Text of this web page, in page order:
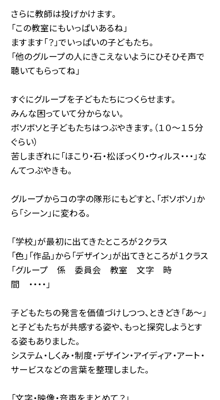
さらに教師は投げかけます。
「この教室にもいっぱいあるね」
ますます「？」でいっぱいの子どもたち。
「他のグループの人にきこえないようにひそひそ声で
聴いてもらってね」
すぐにグループを子どもたちにつくらせます。
みんな困っていて分からない。
ボソボソと子どもたちはつぶやきます。（１０〜１５分
ぐらい）
苦しまぎれに「ほこり・石・松ぼっくり・ウィルス・・・」な
んてつぶやきも。
グループからコの字の隊形にもどすと、「ボソボソ」か
ら「シーン」に変わる。
「学校」が最初に出てきたところが２クラス
「色」「作品」から「デザイン」が出てきところが１クラス
「グループ 係 委員会 教室 文字 時
間 ・・・・」
子どもたちの発言を価値づけしつつ、ときどき「あ〜」
と子どもたちが共感する姿や、もっと探究しようとす
る姿もありました。
システム・しくみ・制度・デザイン・アイディア・アート・
サービスなどの言葉を整理しました。